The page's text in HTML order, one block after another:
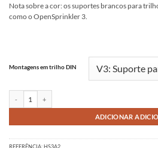
Nota sobre a cor: os suportes brancos para
como o OpenSprinkler 3.
Montagens em trilho DIN
ADICIONAR
REFERÊNCIA:HS3A2